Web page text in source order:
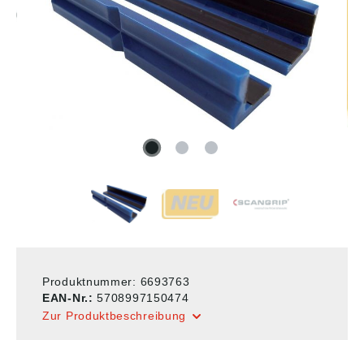
Produktnummer: 6693763
EAN-Nr.:5708997150474
Zur Produktbeschreibung